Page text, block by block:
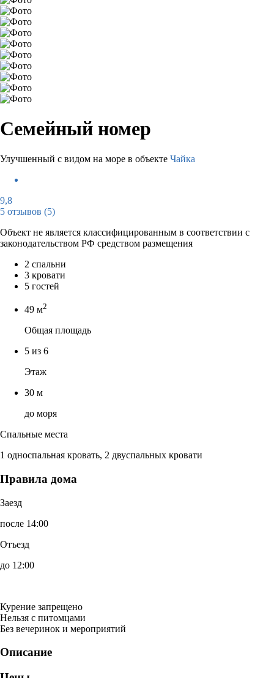
Семейный номер
Улучшенный с видом на море в объекте Чайка
9,8
5 отзывов (5)
Объект не является классифицированным в соответствии с
законодательством РФ средством размещения
2 спальни
3 кровати
5 гостей
49 м2
Общая площадь
5 из 6
Этаж
30 м
до моря
Спальные места
1 односпальная кровать, 2 двуспальных кровати
Правила дома
Заезд
после 14:00
Отъезд
до 12:00
Курение запрещено
Нельзя с питомцами
Без вечеринок и мероприятий
Описание